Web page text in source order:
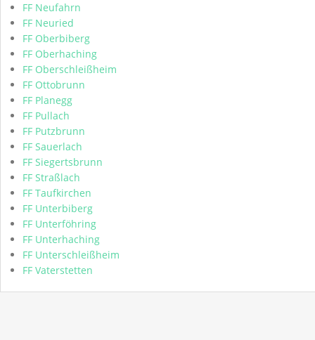
FF Neufahrn
FF Neuried
FF Oberbiberg
FF Oberhaching
FF Oberschleißheim
FF Ottobrunn
FF Planegg
FF Pullach
FF Putzbrunn
FF Sauerlach
FF Siegertsbrunn
FF Straßlach
FF Taufkirchen
FF Unterbiberg
FF Unterföhring
FF Unterhaching
FF Unterschleißheim
FF Vaterstetten